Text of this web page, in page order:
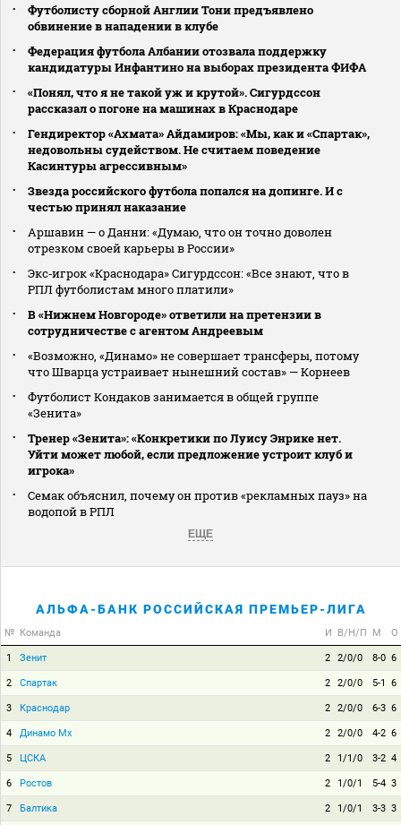
Футболисту сборной Англии Тони предъявлено
обвинение в нападении в клубе
Федерация футбола Албании отозвала поддержку
кандидатуры Инфантино на выборах президента ФИФА
«Понял, что я не такой уж и крутой». Сигурдссон
рассказал о погоне на машинах в Краснодаре
Гендиректор «Ахмата» Айдамиров: «Мы, как и «Спартак»,
недовольны судейством. Не считаем поведение
Касинтуры агрессивным»
Звезда российского футбола попался на допинге. И с
честью принял наказание
Аршавин — о Данни: «Думаю, что он точно доволен
отрезком своей карьеры в России»
Экс‑игрок «Краснодара» Сигурдссон: «Все знают, что в
РПЛ футболистам много платили»
В «Нижнем Новгороде» ответили на претензии в
сотрудничестве с агентом Андреевым
«Возможно, «Динамо» не совершает трансферы, потому
что Шварца устраивает нынешний состав» — Корнеев
Футболист Кондаков занимается в общей группе
«Зенита»
Тренер «Зенита»: «Конкретики по Луису Энрике нет.
Уйти может любой, если предложение устроит клуб и
игрока»
Семак объяснил, почему он против «рекламных пауз» на
водопой в РПЛ
ЕЩЕ
АЛЬФА-БАНК РОССИЙСКАЯ ПРЕМЬЕР-ЛИГА
№ Команда И В/Н/П М О
1 Зенит 2 2/0/0 8-0 6
2 Спартак 2 2/0/0 5-1 6
3 Краснодар 2 2/0/0 6-3 6
4 Динамо Мх 2 2/0/0 4-2 6
5 ЦСКА 2 1/1/0 3-2 4
6 Ростов 2 1/0/1 5-4 3
7 Балтика 2 1/0/1 3-3 3